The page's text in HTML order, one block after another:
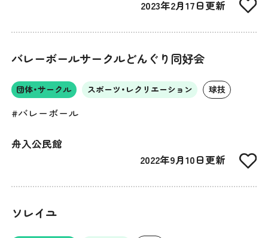
2023年2月17日更新
バレーボールサークルどんぐり同好会
団体・サークル スポーツ・レクリエーション 球技
#バレーボール
舟入公民館
2022年9月10日更新
ソレイユ